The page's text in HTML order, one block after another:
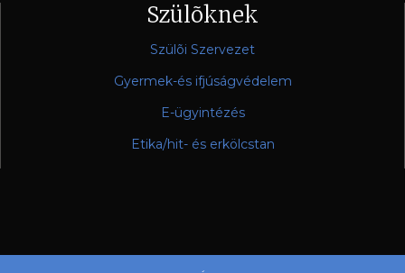
Szülõknek
Szülõi Szervezet
Gyermek-és ifjúságvédelem
E-ügyintézés
Etika/hit- és erkölcstan